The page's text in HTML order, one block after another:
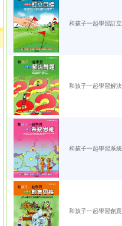
和孩子一起學習訂
和孩子一起學習解
和孩子一起學習系
和孩子一起學習創